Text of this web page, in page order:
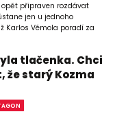
připraven rozdávat
jen u jednoho
Karlos Vémola poradí za
tlačenka. Chci
že starý Kozma